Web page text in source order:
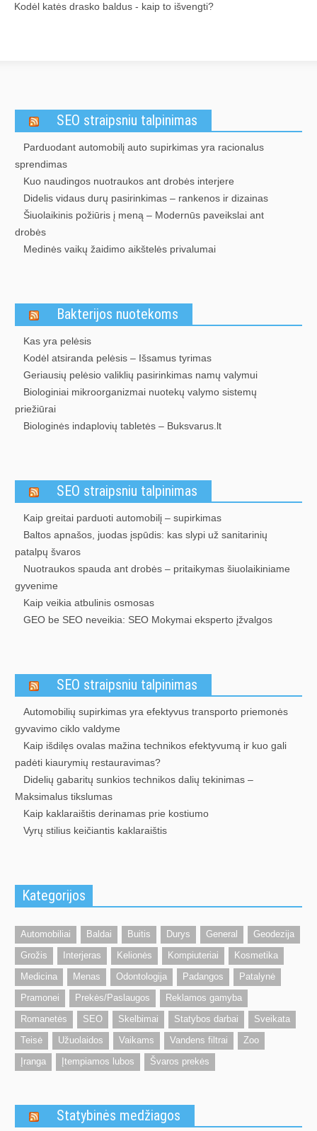
Kodėl katės drasko baldus - kaip to išvengti?
SEO straipsniu talpinimas
Parduodant automobilį auto supirkimas yra racionalus
sprendimas
Kuo naudingos nuotraukos ant drobės interjere
Didelis vidaus durų pasirinkimas – rankenos ir dizainas
Šiuolaikinis požiūris į meną – Modernūs paveikslai ant
drobės
Medinės vaikų žaidimo aikštelės privalumai
Bakterijos nuotekoms
Kas yra pelėsis
Kodėl atsiranda pelėsis – Išsamus tyrimas
Geriausių pelėsio valiklių pasirinkimas namų valymui
Biologiniai mikroorganizmai nuotekų valymo sistemų
priežiūrai
Biologinės indaplovių tabletės – Buksvarus.lt
SEO straipsniu talpinimas
Kaip greitai parduoti automobilį – supirkimas
Baltos apnašos, juodas įspūdis: kas slypi už sanitarinių
patalpų švaros
Nuotraukos spauda ant drobės – pritaikymas šiuolaikiniame
gyvenime
Kaip veikia atbulinis osmosas
GEO be SEO neveikia: SEO Mokymai eksperto įžvalgos
SEO straipsniu talpinimas
Automobilių supirkimas yra efektyvus transporto priemonės
gyvavimo ciklo valdyme
Kaip išdilęs ovalas mažina technikos efektyvumą ir kuo gali
padėti kiaurymių restauravimas?
Didelių gabaritų sunkios technikos dalių tekinimas –
Maksimalus tikslumas
Kaip kaklaraištis derinamas prie kostiumo
Vyrų stilius keičiantis kaklaraištis
Kategorijos
Automobiliai Baldai Buitis Durys General
Geodezija
Grožis
Interjeras Kelionės Kompiuteriai
Kosmetika
Medicina
Menas Odontologija Padangos
Patalynė
Pramonei
Prekės/Paslaugos
Reklamos gamyba
Romanetės
SEO Skelbimai Statybos darbai
Sveikata
Teisė
Užuolaidos Vaikams Vandens filtrai
Zoo
Įranga
Įtempiamos lubos Švaros prekės
Statybinės medžiagos